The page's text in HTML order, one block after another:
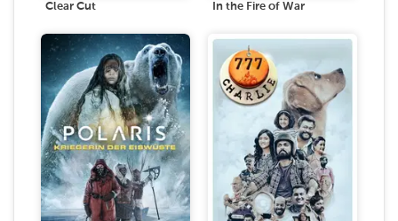
Clear Cut In the Fire of War